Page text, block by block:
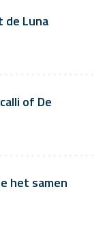
Luna
of De
het samen